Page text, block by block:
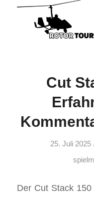
Cut
25. Juli 2025
Der Cut Stack